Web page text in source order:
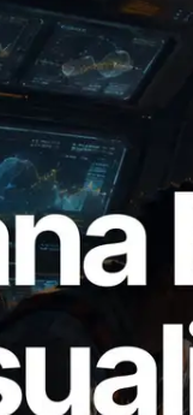
Block
ลิตบล็อก